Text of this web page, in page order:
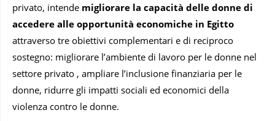
privato, intende migliorare la capacità delle donne di
accedere alle opportunità economiche in Egitto
attraverso tre obiettivi complementari e di reciproco
sostegno: migliorare l’ambiente di lavoro per le donne nel
settore privato , ampliare l’inclusione finanziaria per le
donne, ridurre gli impatti sociali ed economici della
violenza contro le donne.